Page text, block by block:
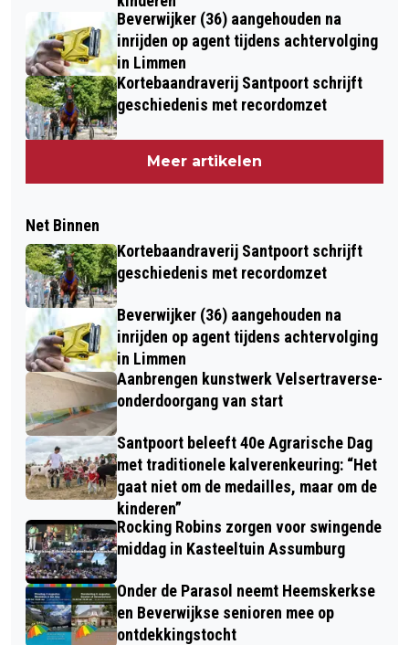
Beverwijker (36) aangehouden na
inrijden op agent tijdens achtervolging
in Limmen
Kortebaandraverij Santpoort schrijft
geschiedenis met recordomzet
Meer artikelen
Net Binnen
Kortebaandraverij Santpoort schrijft
geschiedenis met recordomzet
Beverwijker (36) aangehouden na
inrijden op agent tijdens achtervolging
in Limmen
Aanbrengen kunstwerk Velsertraverse-
onderdoorgang van start
Santpoort beleeft 40e Agrarische Dag
met traditionele kalverenkeuring: “Het
gaat niet om de medailles, maar om de
kinderen”
Rocking Robins zorgen voor swingende
middag in Kasteeltuin Assumburg
Onder de Parasol neemt Heemskerkse
en Beverwijkse senioren mee op
ontdekkingstocht